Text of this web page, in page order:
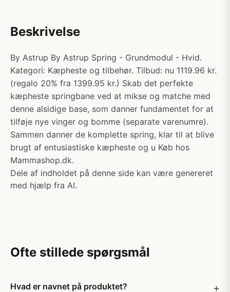
Beskrivelse
By Astrup By Astrup Spring - Grundmodul - Hvid.
Kategori: Kæpheste og tilbehør. Tilbud: nu 1119.96 kr.
(regalo 20% fra 1399.95 kr.) Skab det perfekte
kæpheste springbane ved at mikse og matche med
denne alsidige base, som danner fundamentet for at
tilføje nye vinger og bomme (separate varenumre).
Sammen danner de komplette spring, klar til at blive
brugt af entusiastiske kæpheste og u Køb hos
Mammashop.dk.
Dele af indholdet på denne side kan være genereret
med hjælp fra AI.
Ofte stillede spørgsmål
Hvad er navnet på produktet?